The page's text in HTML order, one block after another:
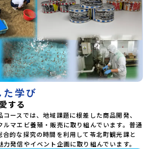
学び
する
ースでは、地域課題に根差した商品開発、
ルマエビ養殖・販売に取り組んでいます。普通
合的な探究の時間を利用して苓北町観光課と
発信やイベント企画に取り組んでいます。